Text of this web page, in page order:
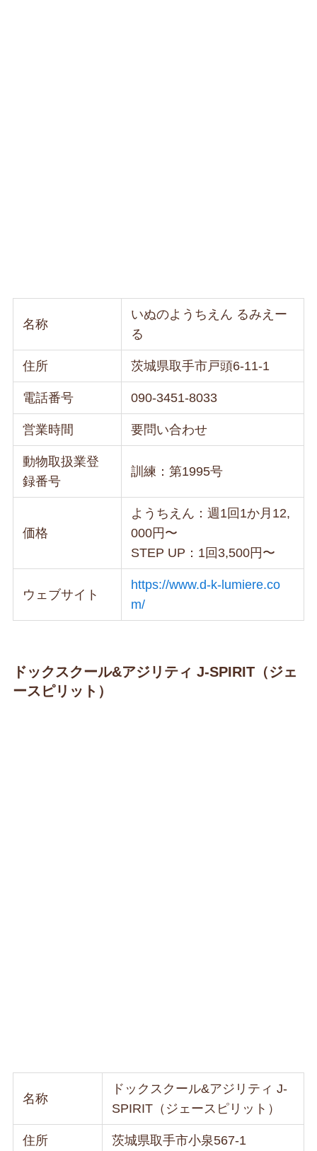
名称
いぬのようちえん るみえー
る
住所 茨城県取手市戸頭6-11-1
電話番号 090-3451-8033
営業時間 要問い合わせ
動物取扱業登
録番号
訓練：第1995号
価格
ようちえん：週1回1か月12,
000円〜
STEP UP：1回3,500円〜
ウェブサイト
https://www.d-k-lumiere.co
m/
ドックスクール&アジリティ J-SPIRIT（ジェ
ースピリット）
名称
ドックスクール&アジリティ J-
SPIRIT（ジェースピリット）
住所 茨城県取手市小泉567-1